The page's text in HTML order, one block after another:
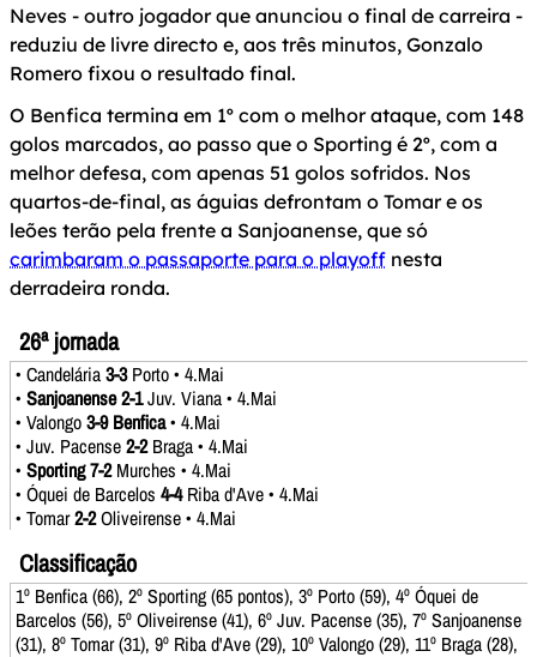
Neves - outro jogador que anunciou o final de carreira -
reduziu de livre directo e, aos três minutos, Gonzalo
Romero fixou o resultado final.
O Benfica termina em 1º com o melhor ataque, com 148
golos marcados, ao passo que o Sporting é 2º, com a
melhor defesa, com apenas 51 golos sofridos. Nos
quartos-de-final, as águias defrontam o Tomar e os
leões terão pela frente a Sanjoanense, que só
carimbaram o passaporte para o playoff nesta
derradeira ronda.
26ª jornada
• Candelária3-3Porto • 4.Mai
• Sanjoanense 2-1Juv. Viana • 4.Mai
• Valongo3-9 Benfica• 4.Mai
• Juv. Pacense2-2Braga • 4.Mai
• Sporting 7-2Murches • 4.Mai
• Óquei de Barcelos 4-4Riba d'Ave • 4.Mai
• Tomar2-2Oliveirense • 4.Mai
Classificação
1º Benfica (66), 2º Sporting (65 pontos), 3º Porto (59), 4º Óquei de
Barcelos (56), 5º Oliveirense (41), 6º Juv. Pacense (35), 7º Sanjoanense
(31), 8º Tomar (31), 9º Riba d'Ave (29), 10º Valongo (29), 11º Braga (28),